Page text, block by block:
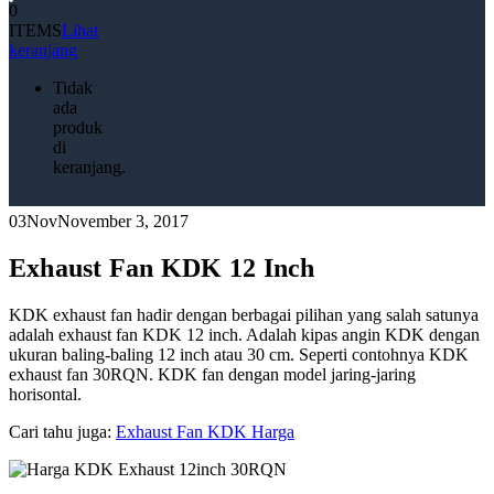
0
ITEMSLihat
keranjang
Tidak
ada
produk
di
keranjang.
03NovNovember 3, 2017
Exhaust Fan KDK 12 Inch
KDK exhaust fan hadir dengan berbagai pilihan yang salah satunya
adalah exhaust fan KDK 12 inch. Adalah kipas angin KDK dengan
ukuran baling-baling 12 inch atau 30 cm. Seperti contohnya KDK
exhaust fan 30RQN. KDK fan dengan model jaring-jaring
horisontal.
Cari tahu juga: Exhaust Fan KDK Harga